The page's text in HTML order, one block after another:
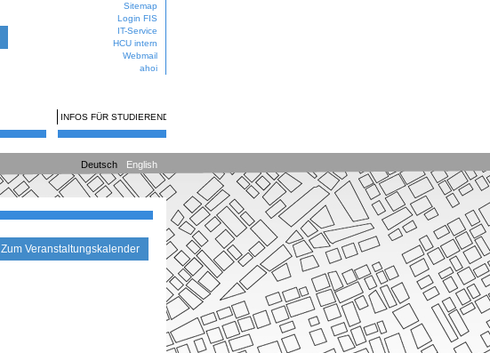
Sitemap
Login FIS
IT-Service
HCU intern
Webmail
ahoi
INFOS FÜR STUDIERENDE
Deutsch English
Zum Veranstaltungskalender